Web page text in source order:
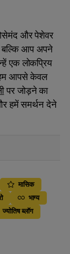
और पेशेवर
बल्कि आप अपने
एक लोकप्रिय
आपसे केवल
पर जोड़ने का
हमें समर्थन देने
मासिक
भाग्य
ज्योतिष ब्लॉग